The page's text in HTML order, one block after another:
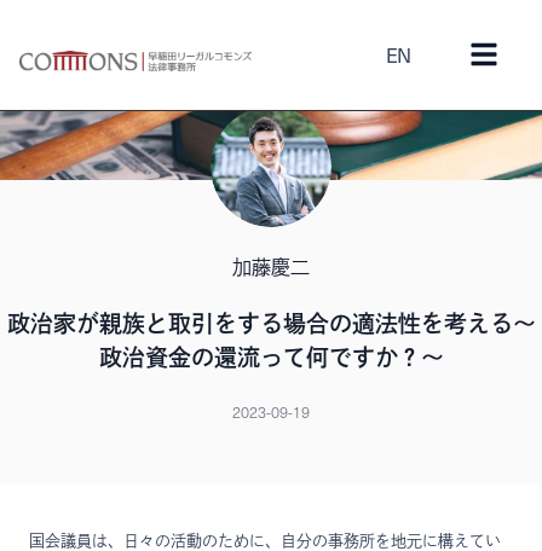
EN
加藤慶二
政治家が親族と取引をする場合の適法性を考える～
政治資金の還流って何ですか？～
2023-09-19
国会議員は、日々の活動のために、自分の事務所を地元に構えてい